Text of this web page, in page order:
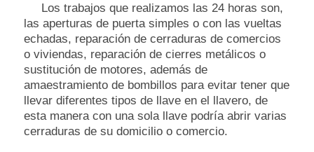
Los trabajos que realizamos las 24 horas son,
las aperturas de puerta simples o con las vueltas
echadas, reparación de cerraduras de comercios
o viviendas, reparación de cierres metálicos o
sustitución de motores, además de
amaestramiento de bombillos para evitar tener que
llevar diferentes tipos de llave en el llavero, de
esta manera con una sola llave podría abrir varias
cerraduras de su domicilio o comercio.